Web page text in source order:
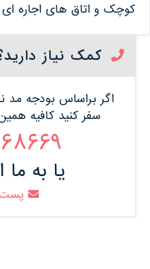
کوچک و اتاق های اجاره ای
کمک نیاز دارید؟
اگر براساس بودجه مد
سفر کنید کافیه همین
021
یا به ما
پست